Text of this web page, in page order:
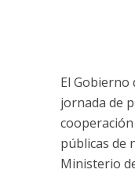
El Gobierno
jornada de
públicas de
Ministerio